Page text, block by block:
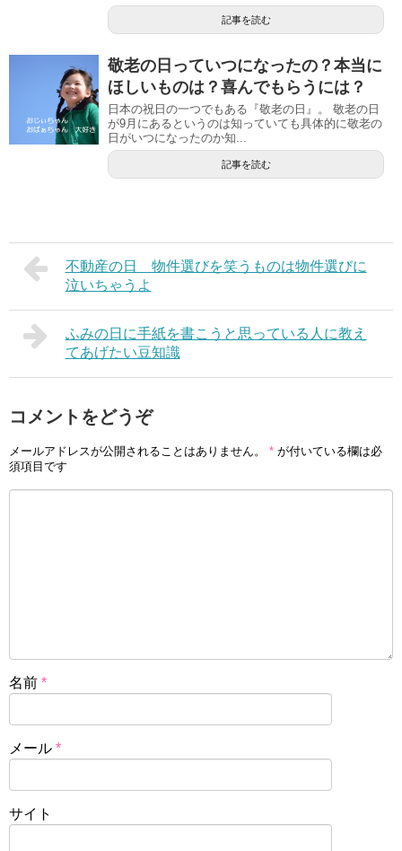
記事を読む
敬老の日っていつになったの？本当に
ほしいものは？喜んでもらうには？
日本の祝日の一つでもある『敬老の日』。 敬老の日
が9月にあるというのは知っていても具体的に敬老の
日がいつになったのか知...
記事を読む
不動産の日 物件選びを笑うものは物件選びに
泣いちゃうよ
ふみの日に手紙を書こうと思っている人に教え
てあげたい豆知識
コメントをどうぞ
メールアドレスが公開されることはありません。 * が付いている欄は必
須項目です
名前 *
メール *
サイト